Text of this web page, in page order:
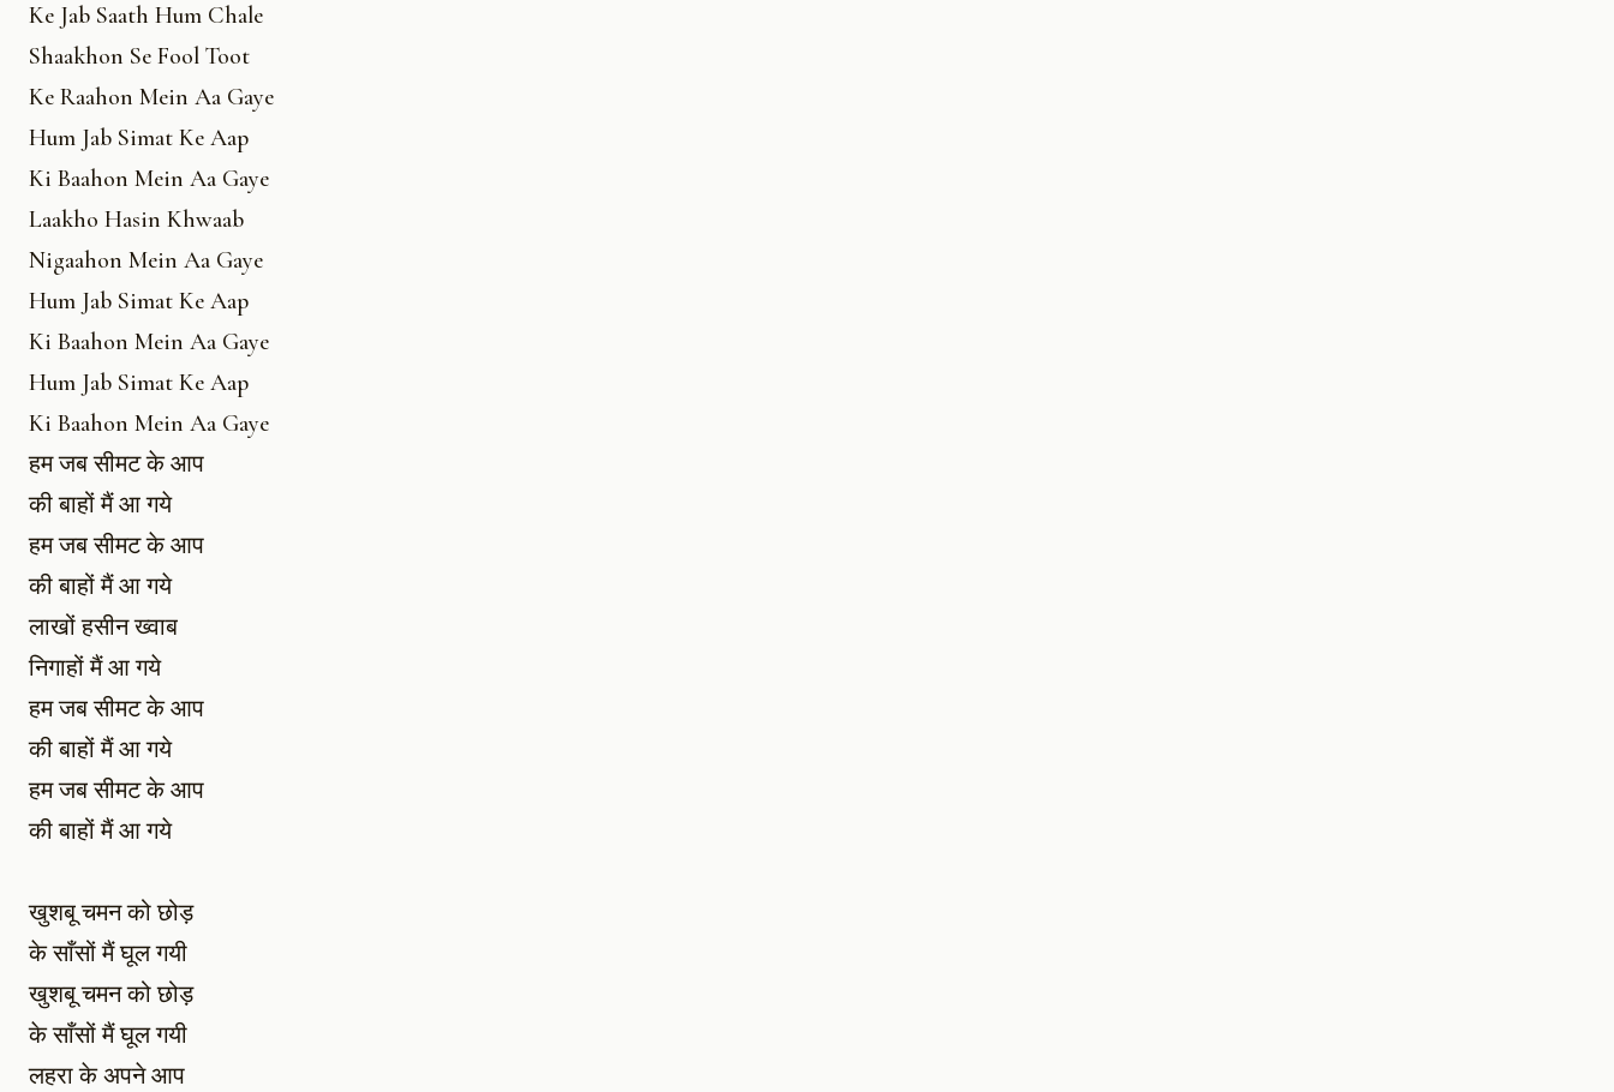
Ke Jab Saath Hum Chale
Shaakhon Se Fool Toot
Ke Raahon Mein Aa Gaye
Hum Jab Simat Ke Aap
Ki Baahon Mein Aa Gaye
Laakho Hasin Khwaab
Nigaahon Mein Aa Gaye
Hum Jab Simat Ke Aap
Ki Baahon Mein Aa Gaye
Hum Jab Simat Ke Aap
Ki Baahon Mein Aa Gaye
हम जब सीमट के आप
की बाहों मैं आ गये
हम जब सीमट के आप
की बाहों मैं आ गये
लाखों हसीन ख्वाब
निगाहों मैं आ गये
हम जब सीमट के आप
की बाहों मैं आ गये
हम जब सीमट के आप
की बाहों मैं आ गये
खुशबू चमन को छोड़
के साँसों मैं घूल गयी
खुशबू चमन को छोड़
के साँसों मैं घूल गयी
लहरा के अपने आप